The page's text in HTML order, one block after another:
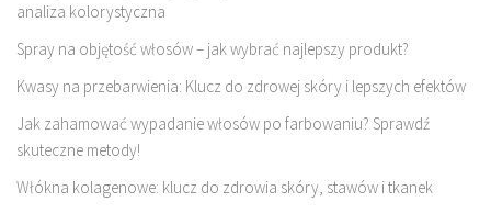
analiza kolorystyczna
Spray na objętość włosów – jak wybrać najlepszy produkt?
Kwasy na przebarwienia: Klucz do zdrowej skóry i lepszych efektów
Jak zahamować wypadanie włosów po farbowaniu? Sprawdź
skuteczne metody!
Włókna kolagenowe: klucz do zdrowia skóry, stawów i tkanek